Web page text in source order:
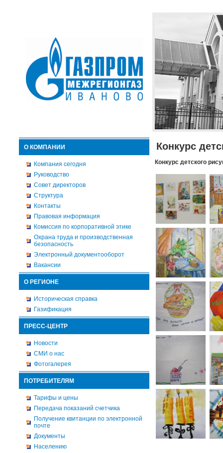
О КОМПАНИИ
Компания сегодня
Руководство
Совет директоров
Структура
Контакты
Правовая информация
Комиссия по корпоративной этике
Охрана труда и производственная
безопасность
Электронный документооборот
Вакансии
О РЕГИОНЕ
Историческая справка
Газификация
ПРЕСС-ЦЕНТР
Новости
СМИ о нас
Фотогалерея
ПОТРЕБИТЕЛЯМ
Тарифы и цены
Передача показаний счетчика
Получение квитанции по электронной
почте
Документы
Населению
Конкурс
Конкурс детского